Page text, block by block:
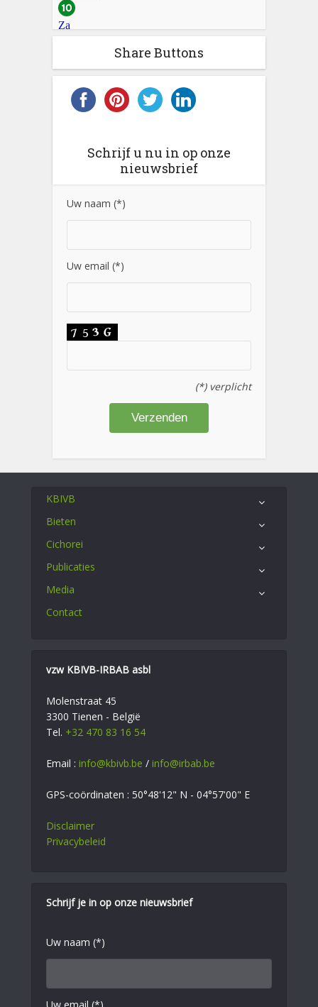
Share Buttons
Schrijf u nu in op onze
nieuwsbrief
Uw naam (*)
Uw email (*)
(*) verplicht
KBIVB
Bieten
Cichorei
Publicaties
Media
Contact
vzw KBIVB-IRBAB asbl
Molenstraat 45
3300 Tienen - België
Tel. +32 470 83 16 54
Email : info@kbivb.be / info@irbab.be
GPS-coördinaten : 50°48'12" N - 04°57'00" E
Disclaimer
Privacybeleid
Schrijf je in op onze nieuwsbrief
Uw naam (*)